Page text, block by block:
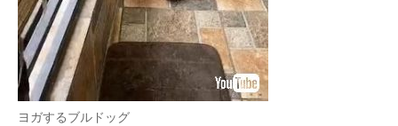
ヨガするブルドッグ